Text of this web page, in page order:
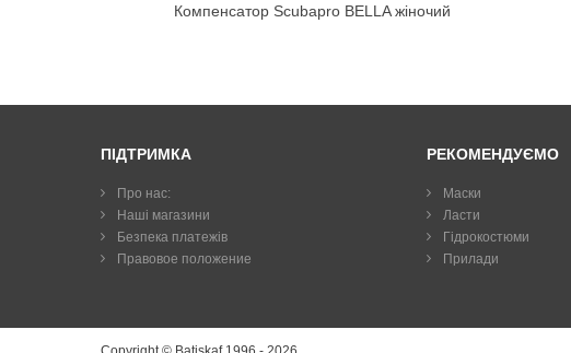
Компенсатор Scubapro BELLA жіночий
ПІДТРИМКА
Про нас:
Наші магазини
Безпека платежів
Правовое положение
РЕКОМЕНДУЄМО
Маски
Ласти
Гiдрокостюми
Прилади